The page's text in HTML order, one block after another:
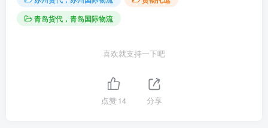
青岛货代，青岛国际物流
喜欢就支持一下吧
点赞14 分享